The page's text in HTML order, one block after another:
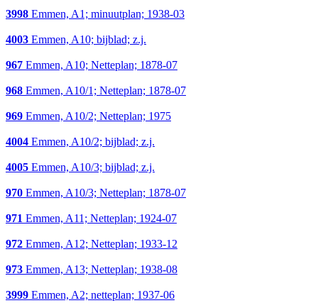
3998 Emmen, A1; minuutplan; 1938-03
4003 Emmen, A10; bijblad; z.j.
967 Emmen, A10; Netteplan; 1878-07
968 Emmen, A10/1; Netteplan; 1878-07
969 Emmen, A10/2; Netteplan; 1975
4004 Emmen, A10/2; bijblad; z.j.
4005 Emmen, A10/3; bijblad; z.j.
970 Emmen, A10/3; Netteplan; 1878-07
971 Emmen, A11; Netteplan; 1924-07
972 Emmen, A12; Netteplan; 1933-12
973 Emmen, A13; Netteplan; 1938-08
3999 Emmen, A2; netteplan; 1937-06